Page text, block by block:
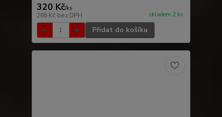
320 Kč/ks
286 Kč bez DPH skladem 2 ks
Přidat do košíku